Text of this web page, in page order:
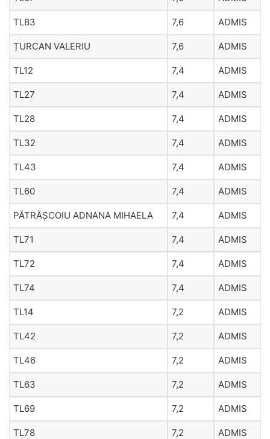
TL83 7,6 ADMIS
ȚURCAN VALERIU 7,6 ADMIS
TL12 7,4 ADMIS
TL27 7,4 ADMIS
TL28 7,4 ADMIS
TL32 7,4 ADMIS
TL43 7,4 ADMIS
TL60 7,4 ADMIS
PĂTRĂȘCOIU ADNANA MIHAELA 7,4 ADMIS
TL71 7,4 ADMIS
TL72 7,4 ADMIS
TL74 7,4 ADMIS
TL14 7,2 ADMIS
TL42 7,2 ADMIS
TL46 7,2 ADMIS
TL63 7,2 ADMIS
TL69 7,2 ADMIS
TL78 7,2 ADMIS